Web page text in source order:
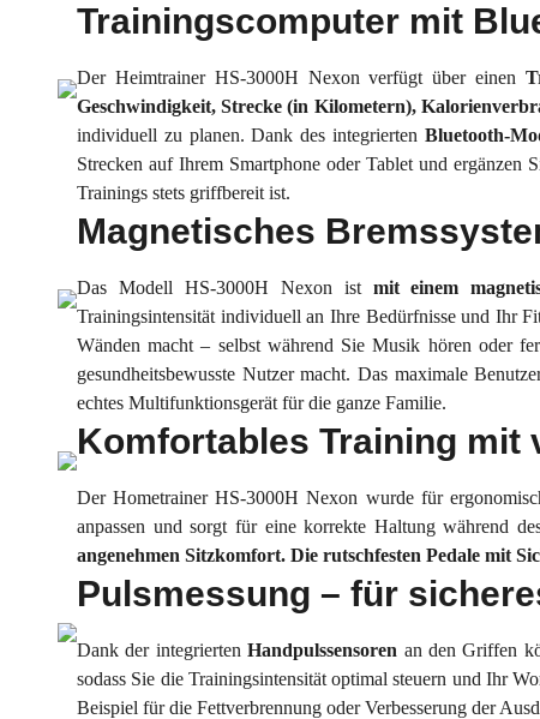
Trainingscomputer mit
Der Heimtrainer HS-3000H Nexon verfügt über einen
Geschwindigkeit, Strecke (in Kilometern),
individuell zu planen. Dank des integrierten Bluetooth-
Strecken auf Ihrem Smartphone oder Tablet und
Trainings stets griffbereit ist.
Magnetisches
Das Modell HS-3000H Nexon ist mit einem
Trainingsintensität individuell an Ihre Bedürfnisse und Ihr
Wänden macht – selbst während Sie Musik hören oder
gesundheitsbewusste Nutzer macht. Das maximale
echtes Multifunktionsgerät für die ganze Familie.
Komfortables Training mit
Der Hometrainer HS-3000H Nexon wurde für
anpassen und sorgt für eine korrekte Haltung während
angenehmen Sitzkomfort. Die rutschfesten Pedale mit
Pulsmessung – für
Dank der integriertenHandpulssensoren an den Griffen
sodass Sie die Trainingsintensität optimal steuern und Ihr
Beispiel für die Fettverbrennung oder Verbesserung der